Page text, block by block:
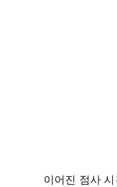
이어진 점사